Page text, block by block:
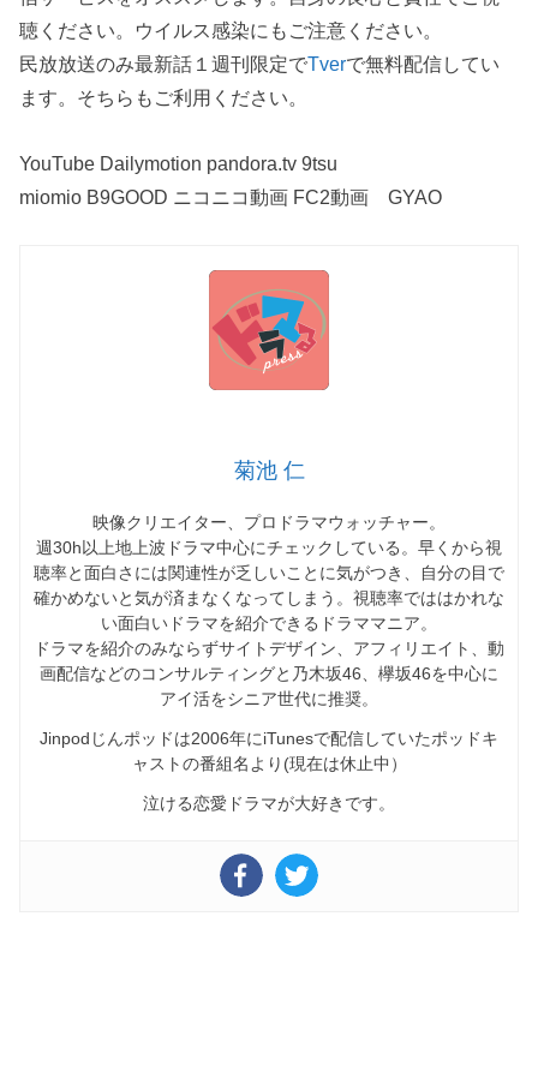
聴ください。ウイルス感染にもご注意ください。
民放放送のみ最新話１週刊限定でTverで無料配信してい
ます。そちらもご利用ください。
YouTube Dailymotion pandora.tv 9tsu
miomio B9GOOD ニコニコ動画 FC2動画 GYAO
菊池 仁
映像クリエイター、プロドラマウォッチャー。
週30h以上地上波ドラマ中心にチェックしている。早くから視
聴率と面白さには関連性が乏しいことに気がつき、自分の目で
確かめないと気が済まなくなってしまう。視聴率でははかれな
い面白いドラマを紹介できるドラママニア。
ドラマを紹介のみならずサイトデザイン、アフィリエイト、動
画配信などのコンサルティングと乃木坂46、欅坂46を中心に
アイ活をシニア世代に推奨。
Jinpodじんポッドは2006年にiTunesで配信していたポッドキ
ャストの番組名より(現在は休止中）
泣ける恋愛ドラマが大好きです。